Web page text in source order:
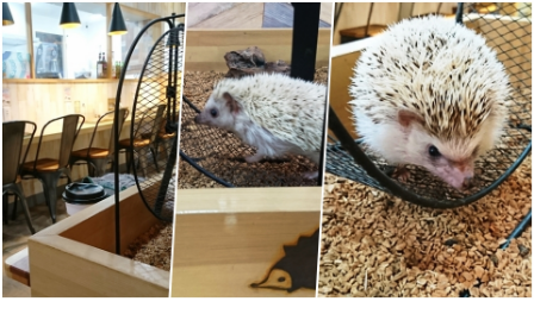
コ
ン
テ
ン
へ
キ
ッ